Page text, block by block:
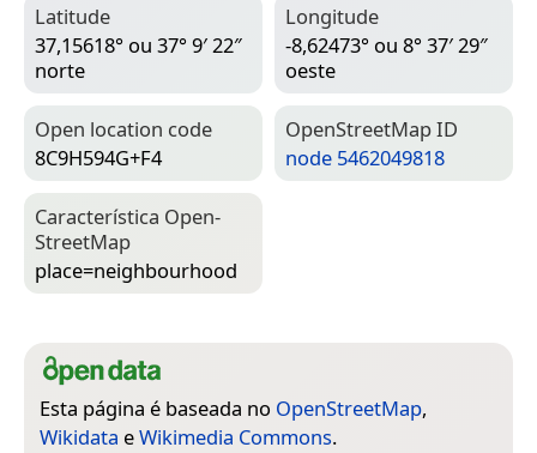
Latitude
37,15618° ou 37° 9′ 22″
norte
Longitude
-8,62473° ou 8° 37′ 29″
oeste
Open location code
8C9H594G+F4
Open­Street­Map ID
node 5462049818
Característica Open­
Street­Map
place=­neighbourhood
Esta página é baseada no OpenStreetMap,
Wikidata eWikimedia Commons.